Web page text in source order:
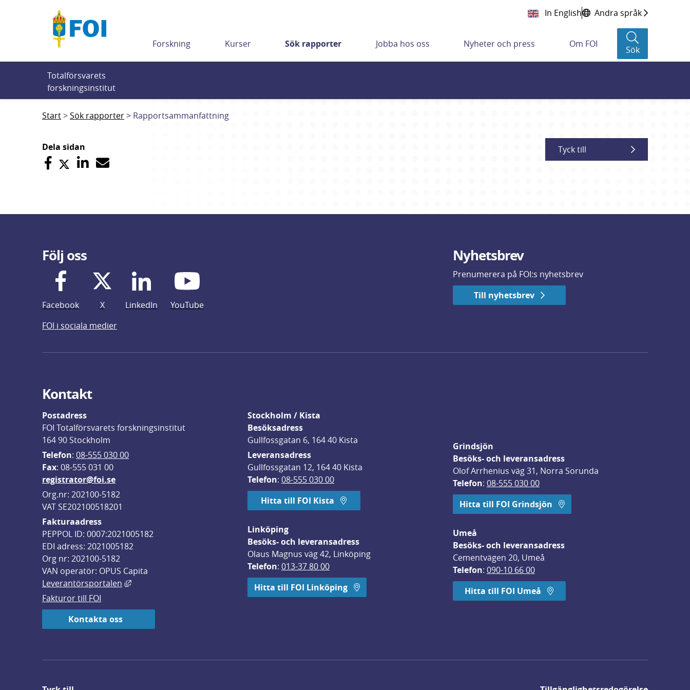
In English Andra språk
Forskning Kurser Sök rapporter Jobba hos oss Nyheter och press Om FOI
Sök
Totalförsvarets
forskningsinstitut
Start Sök rapporter Rapportsammanfattning
Dela sidan Tyck till
Följ oss
Facebook X LinkedIn
YouTube
FOI i sociala medier
Nyhetsbrev
Prenumerera på FOI:s nyhetsbrev
Till nyhetsbrev
Kontakt
Postadress
FOI Totalförsvarets forskningsinstitut
164 90 Stockholm
Telefon: 08-555 030 00
Fax: 08-555 031 00
registrator@foi.se
Org.nr: 202100-5182
VAT SE202100518201
Fakturaadress
PEPPOL ID: 0007:2021005182
EDI adress: 2021005182
Org nr: 202100-5182
VAN operatör: OPUS Capita
Leverantörsportalen
Länk till annan webbplats, öppnas i nytt fönster.
Fakturor till FOI
Kontakta oss
Stockholm / Kista
Besöksadress
Gullfossgatan 6, 164 40 Kista
Leveransadress
Gullfossgatan 12, 164 40 Kista
Telefon: 08-555 030 00
Hitta till FOI Kista
Linköping
Besöks- och leveransadress
Olaus Magnus väg 42, Linköping
Telefon: 013-37 80 00
Hitta till FOI Linköping
Grindsjön
Besöks- och leveransadress
Olof Arrhenius väg 31, Norra Sorunda
Telefon: 08-555 030 00
Hitta till FOI Grindsjön
Umeå
Besöks- och leveransadress
Cementvägen 20, Umeå
Telefon: 090-10 66 00
Hitta till FOI Umeå